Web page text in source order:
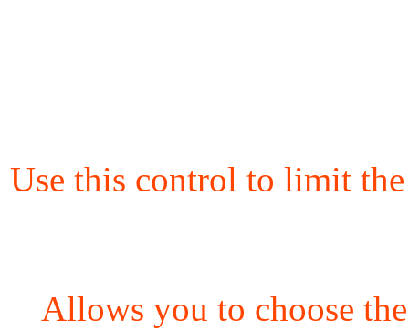
Use this control to limit
Allows you to choose